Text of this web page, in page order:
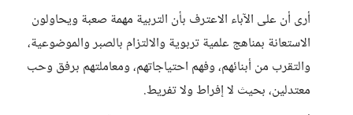
أرى أن على الآباء الاعترف بأن التربية مهمة صعبة ويحاولون
الاستعانة بمناهج علمية تربوية والالتزام بالصبر والموضوعية،
والتقرب من أبنائهم، وفهم احتياجاتهم، ومعاملتهم برفق وحب
معتدلين، بحيث لا إفراط ولا تفريط.